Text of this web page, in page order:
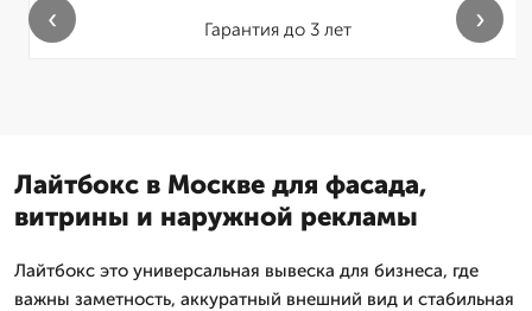
Гарантия до 3 лет
‹ ›
Лайтбокс в Москве для фасада,
витрины и наружной рекламы
Лайтбокс это универсальная вывеска для бизнеса, где
важны заметность, аккуратный внешний вид и стабильная